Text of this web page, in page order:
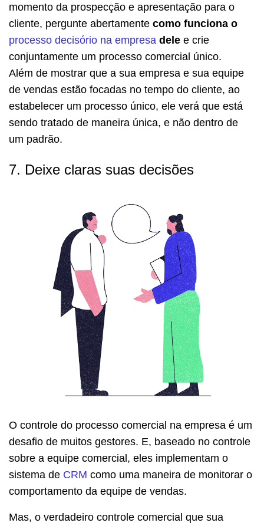
momento da prospecção e apresentação para o
cliente, pergunte abertamente como funciona o
processo decisório na empresa dele e crie
conjuntamente um processo comercial único.
Além de mostrar que a sua empresa e sua equipe
de vendas estão focadas no tempo do cliente, ao
estabelecer um processo único, ele verá que está
sendo tratado de maneira única, e não dentro de
um padrão.
7. Deixe claras suas decisões
O controle do processo comercial na empresa é um
desafio de muitos gestores. E, baseado no controle
sobre a equipe comercial, eles implementam o
sistema de CRM como uma maneira de monitorar o
comportamento da equipe de vendas.
Mas, o verdadeiro controle comercial que sua